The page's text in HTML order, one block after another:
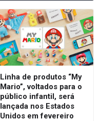
Linha de produtos “My
Mario”, voltados para o
público infantil, será
lançada nos Estados
Unidos em fevereiro